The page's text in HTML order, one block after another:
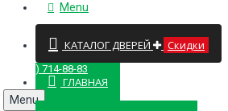
Menu
КАТАЛОГ ДВЕРЕЙ Скидки
ГЛАВНАЯ
8 (499) 714-88-83
Menu